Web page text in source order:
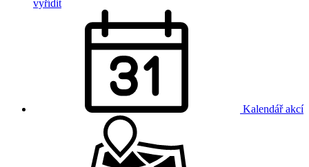
vyřídit
Kalendář akcí